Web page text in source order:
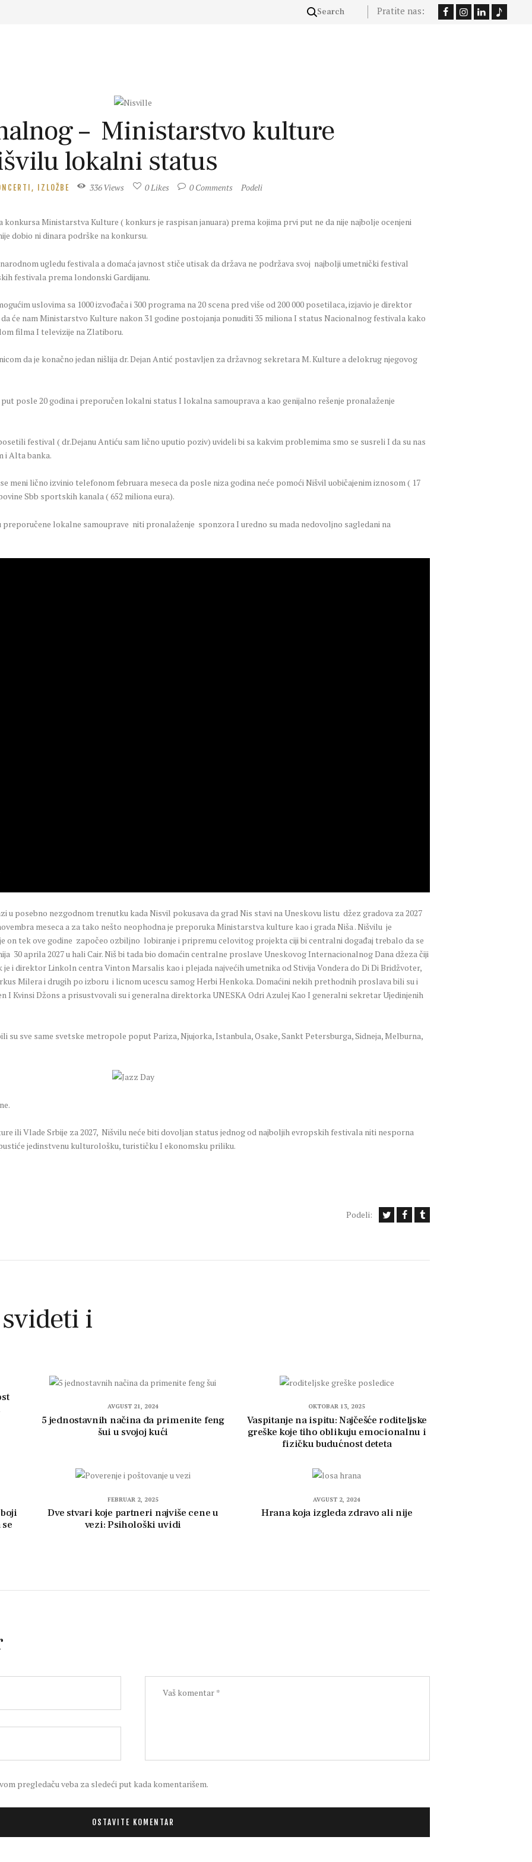
Pratite nas:
– Ministarstvo kulture
lokalni status
IZLOŽBE 336Views 0Likes 0Comments Podeli
Ministarstva Kulture ( konkurs je raspisan januara) prema kojima prvi put ne da nije najbolje ocenjeni
dobio ni dinara podrške na konkursu.
ugledu festivala a domaća javnost stiče utisak da država ne podržava svoj najbolji umetnički festival
festivala prema londonski Gardijanu.
uslovima sa 1000 izvođača i 300 programa na 20 scena pred više od 200 000 posetilaca, izjavio je direktor
da će nam Ministarstvo Kulture nakon 31 godine postojanja ponuditi 35 miliona I status Nacionalnog festivala kako
filma I televizije na Zlatiboru.
da je konačno jedan nišlija dr. Dejan Antić postavljen za državnog sekretara M. Kulture a delokrug njegovog
posle 20 godina i preporučen lokalni status I lokalna samouprava a kao genijalno rešenje pronalaženje
festival ( dr.Dejanu Antiću sam lično uputio poziv) uvideli bi sa kakvim problemima smo se susreli I da su nas
i Alta banka.
meni lično izvinio telefonom februara meseca da posle niza godina neće pomoći Nišvil uobičajenim iznosom ( 17
Sbb sportskih kanala ( 652 miliona eura).
lokalne samouprave niti pronalaženje sponzora I uredno su mada nedovoljno sagledani na
u posebno nezgodnom trenutku kada Nisvil pokusava da grad Nis stavi na Uneskovu listu džez gradova za 2027
meseca a za tako nešto neophodna je preporuka Ministarstva kulture kao i grada Niša . Nišvilu je
on tek ove godine započeo ozbiljno lobiranje i pripremu celovitog projekta ciji bi centralni događaj trebalo da se
30 aprila 2027 u hali Cair. Niš bi tada bio domaćin centralne proslave Uneskovog Internacionalnog Dana džeza čiji
i direktor Linkoln centra Vinton Marsalis kao i plejada najvećih umetnika od Stivija Vondera do Di Di Bridžvoter,
Milera i drugih po izboru i licnom ucescu samog Herbi Henkoka. Domaćini nekih prethodnih proslava bili su i
I Kvinsi Džons a prisustvovali su i generalna direktorka UNESKA Odri Azulej Kao I generalni sekretar Ujedinjenih
su sve same svetske metropole poput Pariza, Njujorka, Istanbula, Osake, Sankt Petersburga, Sidneja, Melburna,
ili Vlade Srbije za 2027, Nišvilu neće biti dovoljan status jednog od najboljih evropskih festivala niti nesporna
jedinstvenu kulturološku, turističku I ekonomsku priliku.
Podeli:
i
AVGUST 21, 2024
5 jednostavnih načina da primenite feng
šui u svojoj kući
OKTOBAR 13, 2025
Vaspitanje na ispitu: Najčešće roditeljske
greške koje tiho oblikuju emocionalnu i
fizičku budućnost deteta
FEBRUAR 2, 2025
Dve stvari koje partneri najviše cene u
vezi: Psihološki uvidi
AVGUST 2, 2024
Hrana koja izgleda zdravo ali nije
pregledaču veba za sledeći put kada komentarišem.